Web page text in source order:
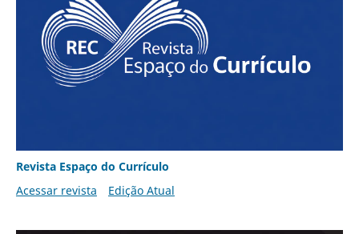
Revista Espaço do Currículo
Acessar revista
Edição Atual